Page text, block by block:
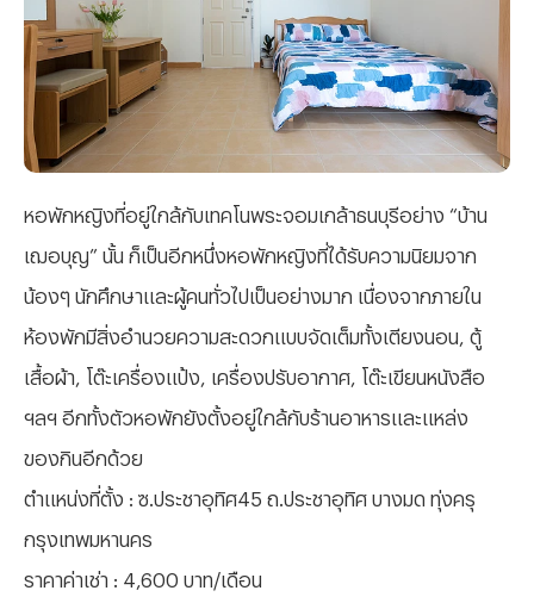
หอพักหญิงที่อยู่ใกล้กับเทคโนพระจอมเกล้าธนบุรีอย่าง “บ้าน
เฌอบุญ” นั้น ก็เป็นอีกหนึ่งหอพักหญิงที่ได้รับความนิยมจาก
น้องๆ นักศึกษาและผู้คนทั่วไปเป็นอย่างมาก เนื่องจากภายใน
ห้องพักมีสิ่งอำนวยความสะดวกแบบจัดเต็มทั้งเตียงนอน, ตู้
เสื้อผ้า, โต๊ะเครื่องแป้ง, เครื่องปรับอากาศ, โต๊ะเขียนหนังสือ
ฯลฯ อีกทั้งตัวหอพักยังตั้งอยู่ใกล้กับร้านอาหารและแหล่ง
ของกินอีกด้วย
ตำแหน่งที่ตั้ง : ซ.ประชาอุทิศ45 ถ.ประชาอุทิศ บางมด ทุ่งครุ
กรุงเทพมหานคร
ราคาค่าเช่า : 4,600 บาท/เดือน